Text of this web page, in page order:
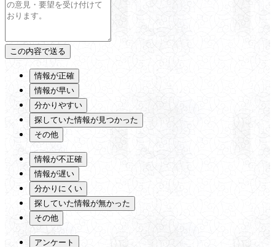
情報が正確
情報が早い
分かりやすい
探していた情報が見つかった
その他
情報が不正確
情報が遅い
分かりにくい
探していた情報が無かった
その他
アンケート